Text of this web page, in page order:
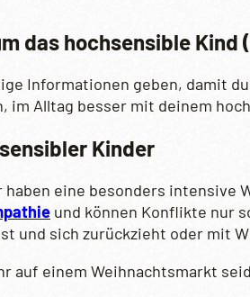
das hochsensible Kind
Informationen geben, damit
im Alltag besser mit deinem
Kinder
haben eine besonders intensive
und können Konflikte nur
und sich zurückzieht oder mit
auf einem Weihnachtsmarkt